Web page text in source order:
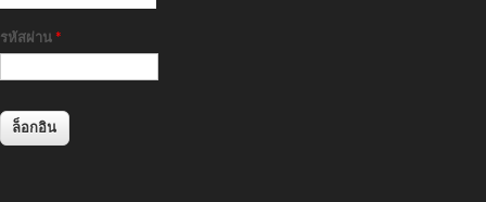
รหัสผ่าน *